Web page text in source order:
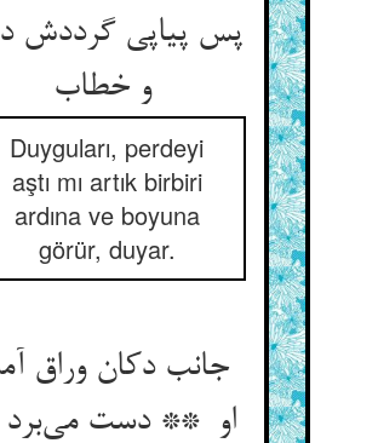
پس پیاپی گرددش
و خطاب
Duyguları, perdeyi
aştı mı artık birbiri
ardına ve boyuna
görür, duyar.
جانب دکان وراق
او ** دست می‌برد